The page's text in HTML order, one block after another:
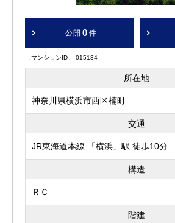
公開 0 件
〔マンションID〕 015134
所在地
神奈川県横浜市西区楠町
交通
JR東海道本線 「横浜」駅 徒歩10分
構造
ＲＣ
階建